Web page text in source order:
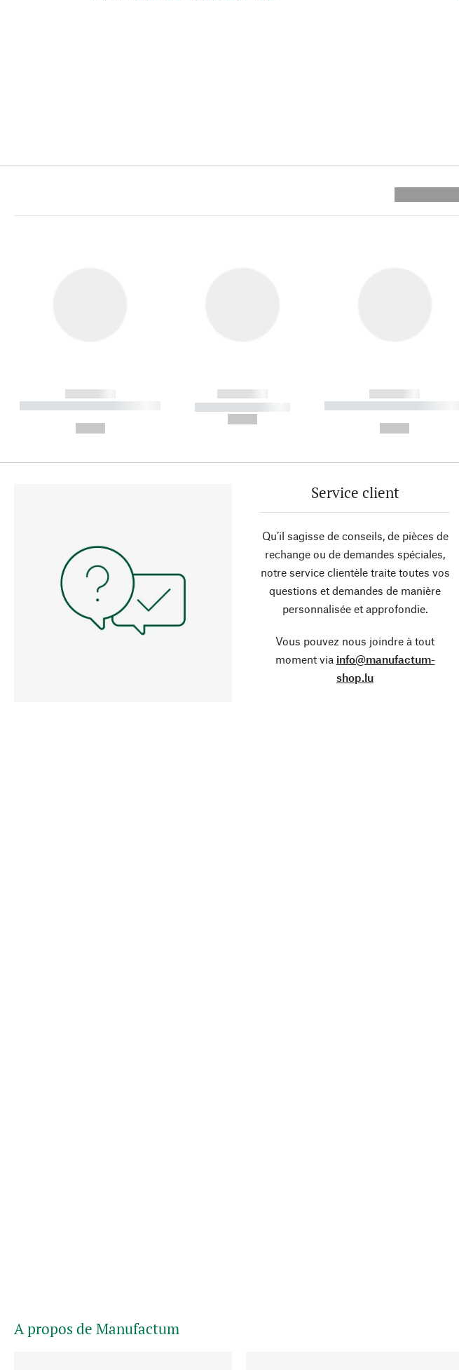
------------
----------- ----------- ----------
------------
----------- -----------
------------
----------- ----------- ----------
Service client
Qu’il sagisse de conseils, de pièces de
rechange ou de demandes spéciales,
notre service clientèle traite toutes vos
questions et demandes de manière
personnalisée et approfondie.
Vous pouvez nous joindre à tout
moment via info@manufactum-
shop.lu
A propos de Manufactum